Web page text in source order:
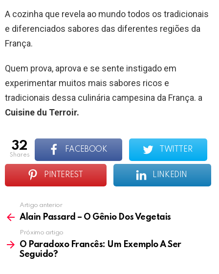
A cozinha que revela ao mundo todos os tradicionais
e diferenciados sabores das diferentes regiões da
França.
Quem prova, aprova e se sente instigado em
experimentar muitos mais sabores ricos e
tradicionais dessa culinária campesina da França. a
Cuisine du Terroir.
32
shares
FACEBOOK TWITTER
PINTEREST LINKEDIN
more
Artigo anterior
Alain Passard – O Gênio Dos Vegetais
Próximo artigo
O Paradoxo Francês: Um Exemplo A Ser
Seguido?